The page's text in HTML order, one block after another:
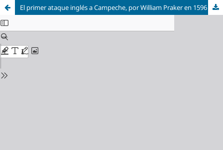
El primer ataque inglés a Campeche, por William Praker en 1596